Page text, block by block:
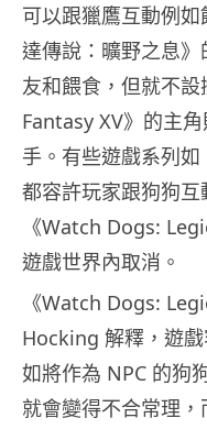
可以跟獵鷹互動例
達傳說：曠野之息
友和餵食，但就不
Fantasy XV》的主
手。有些遊戲系列
都容許玩家跟狗狗
《Watch Dogs:
遊戲世界內取消。
《Watch Dogs:
Hocking 解釋，遊
如將作為 NPC 的狗
就會變得不合常理